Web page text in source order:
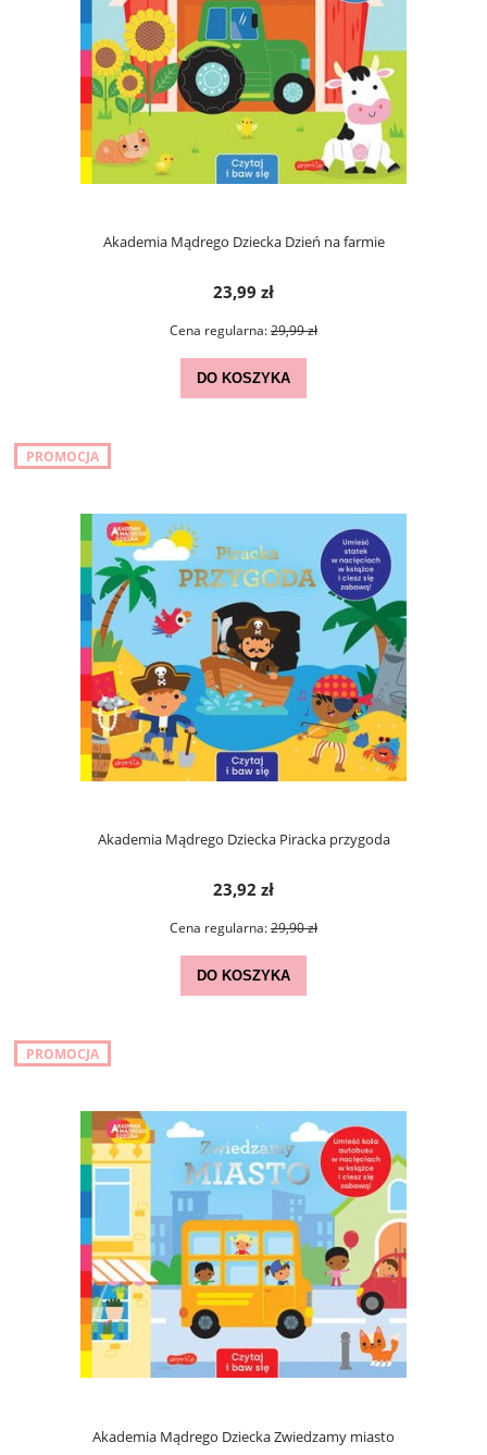
Akademia Mądrego Dziecka Dzień na farmie
23,99 zł
Cena regularna:29,99 zł
DO KOSZYKA
Akademia Mądrego Dziecka Piracka przygoda
23,92 zł
Cena regularna:29,90 zł
DO KOSZYKA
PROMOCJA
Akademia Mądrego Dziecka Zwiedzamy miasto
PROMOCJA